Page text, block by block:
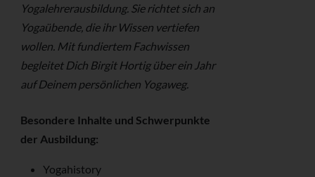
Yogalehrerausbildung. Sie richtet sich an
Yogaübende, die ihr Wissen vertiefen
wollen. Mit fundiertem Fachwissen
begleitet Dich Birgit Hortig über ein Jahr
auf Deinem persönlichen Yogaweg.
Besondere Inhalte und Schwerpunkte
der Ausbildung:
Yogahistory